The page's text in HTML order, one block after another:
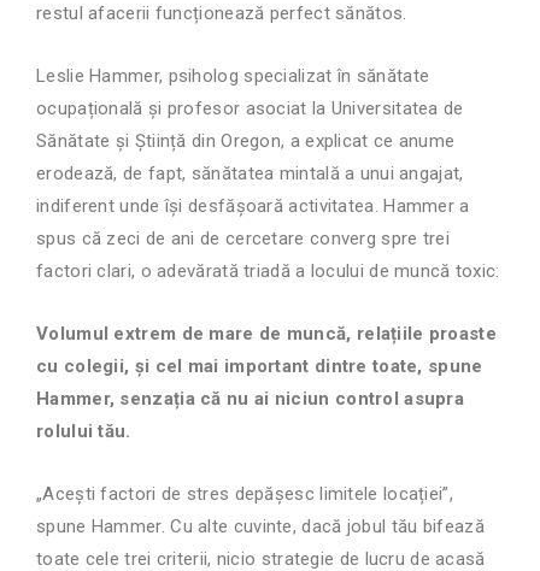
restul afacerii funcționează perfect sănătos.
Leslie Hammer, psiholog specializat în sănătate
ocupațională și profesor asociat la Universitatea de
Sănătate și Știință din Oregon, a explicat ce anume
erodează, de fapt, sănătatea mintală a unui angajat,
indiferent unde își desfășoară activitatea. Hammer a
spus că zeci de ani de cercetare converg spre trei
factori clari, o adevărată triadă a locului de muncă toxic:
Volumul extrem de mare de muncă, relațiile proaste
cu colegii, și cel mai important dintre toate, spune
Hammer, senzația că nu ai niciun control asupra
rolului tău.
„Acești factori de stres depășesc limitele locației”,
spune Hammer. Cu alte cuvinte, dacă jobul tău bifează
toate cele trei criterii, nicio strategie de lucru de acasă